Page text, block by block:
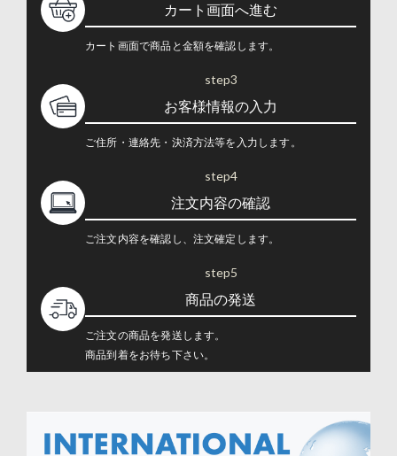
カート画面へ進む
カート画面で商品と金額を確認します。
step3
お客様情報の入力
ご住所・連絡先・決済方法等を入力します。
step4
注文内容の確認
ご注文内容を確認し、注文確定します。
step5
商品の発送
ご注文の商品を発送します。
商品到着をお待ち下さい。